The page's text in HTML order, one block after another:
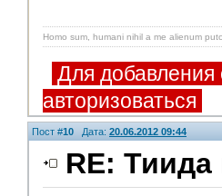
Homo sum, humani nihil a me alienum puto.
Для
авторизоваться
Пост #10 Дата: 20.06.2012 09:44
RE: Тиида